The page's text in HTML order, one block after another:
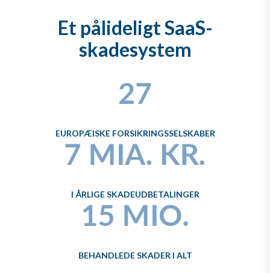
Et pålideligt SaaS-
skadesystem
EUROPÆISKE FORSIKRINGSSELSKABER
I ÅRLIGE SKADEUDBETALINGER
BEHANDLEDE SKADER I ALT